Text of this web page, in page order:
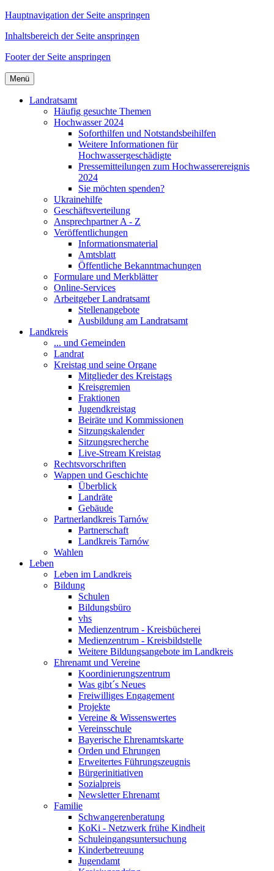
Hauptnavigation der Seite anspringen
Inhaltsbereich der Seite anspringen
Footer der Seite anspringen
Menü
Landratsamt
Häufig gesuchte Themen
Hochwasser 2024
Soforthilfen und Notstandsbeihilfen
Weitere Informationen für
Hochwassergeschädigte
Pressemitteilungen zum Hochwasserereignis
2024
Sie möchten spenden?
Ukrainehilfe
Geschäftsverteilung
Ansprechpartner A - Z
Veröffentlichungen
Informationsmaterial
Amtsblatt
Öffentliche Bekanntmachungen
Formulare und Merkblätter
Online-Services
Arbeitgeber Landratsamt
Stellenangebote
Ausbildung am Landratsamt
Landkreis
... und Gemeinden
Landrat
Kreistag und seine Organe
Mitglieder des Kreistags
Kreisgremien
Fraktionen
Jugendkreistag
Beiräte und Kommissionen
Sitzungskalender
Sitzungsrecherche
Live-Stream Kreistag
Rechtsvorschriften
Wappen und Geschichte
Überblick
Landräte
Gebäude
Partnerlandkreis Tarnów
Partnerschaft
Landkreis Tarnów
Wahlen
Leben
Leben im Landkreis
Bildung
Schulen
Bildungsbüro
vhs
Medienzentrum - Kreisbücherei
Medienzentrum - Kreisbildstelle
Weitere Bildungsangebote im Landkreis
Ehrenamt und Vereine
Koordinierungszentrum
Was gibt´s Neues
Freiwilliges Engagement
Projekte
Vereine & Wissenswertes
Vereinsschule
Bayerische Ehrenamtskarte
Orden und Ehrungen
Erweitertes Führungszeugnis
Bürgerinitiativen
Sozialpreis
Newsletter Ehrenamt
Familie
Schwangerenberatung
KoKi - Netzwerk frühe Kindheit
Schuleingangsuntersuchung
Kinderbetreuung
Jugendamt